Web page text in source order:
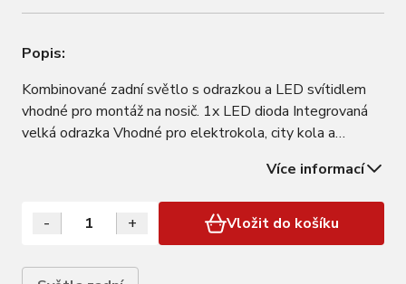
Popis:
Kombinované zadní světlo s odrazkou a LED svítidlem
vhodné pro montáž na nosič. 1x LED dioda Integrovaná
velká odrazka Vhodné pro elektrokola, city kola a
balení, bez montážního příslušenství a baleníVíce informací
- + Vložit do košíku